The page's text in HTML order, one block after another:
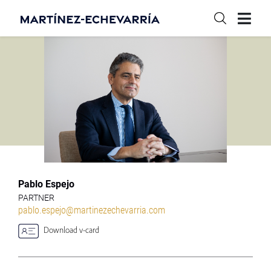
Pablo Espejo
PARTNER
pablo.espejo@martinezechevarria.com
Download v-card